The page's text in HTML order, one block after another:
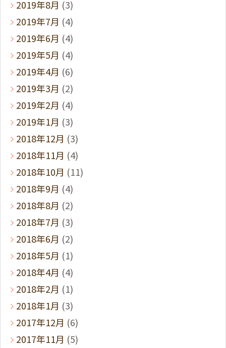
2019年8月 (3)
2019年7月 (4)
2019年6月 (4)
2019年5月 (4)
2019年4月 (6)
2019年3月 (2)
2019年2月 (4)
2019年1月 (3)
2018年12月 (3)
2018年11月 (4)
2018年10月 (11)
2018年9月 (4)
2018年8月 (2)
2018年7月 (3)
2018年6月 (2)
2018年5月 (1)
2018年4月 (4)
2018年2月 (1)
2018年1月 (3)
2017年12月 (6)
2017年11月 (5)